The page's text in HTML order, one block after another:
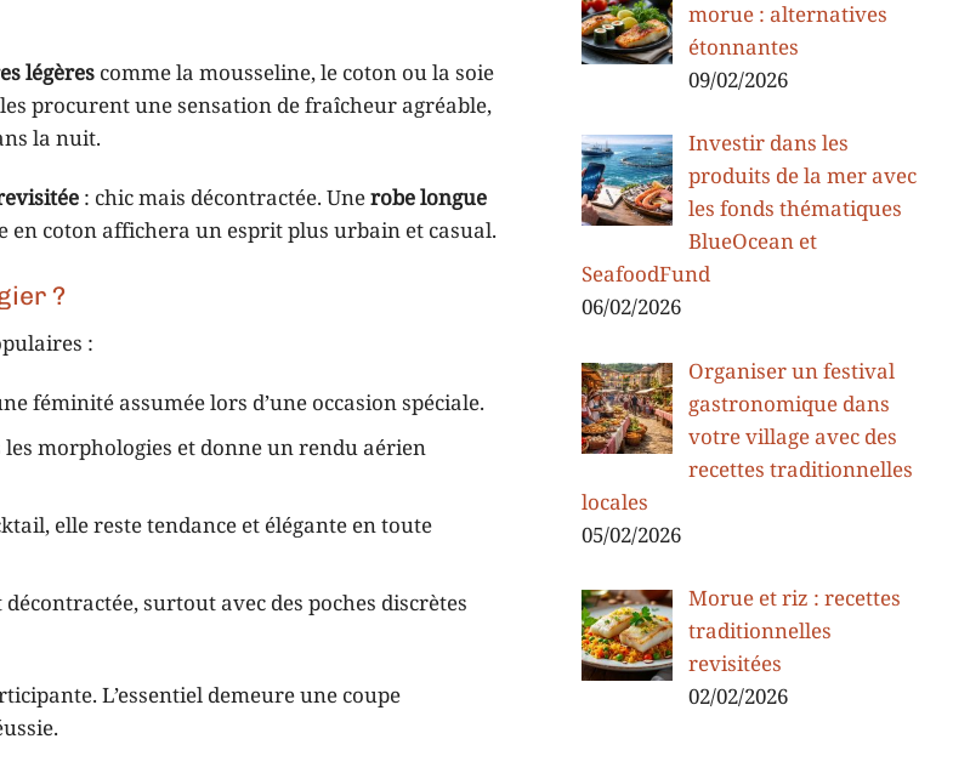
légères comme la mousseline, le coton ou la soie
procurent une sensation de fraîcheur agréable,
la nuit.
: chic mais décontractée. Unerobe longue
en coton affichera un esprit plus urbain et casual.
?
:
féminité assumée lors d’une occasion spéciale.
morphologies et donne un rendu aérien
elle reste tendance et élégante en toute
surtout avec des poches discrètes
L’essentiel demeure une coupe
morue : alternatives
étonnantes
09/02/2026
Investir dans les
produits de la mer avec
les fonds thématiques
BlueOcean et
SeafoodFund
06/02/2026
Organiser un festival
gastronomique dans
votre village avec des
recettes traditionnelles
locales
05/02/2026
Morue et riz : recettes
traditionnelles
revisitées
02/02/2026